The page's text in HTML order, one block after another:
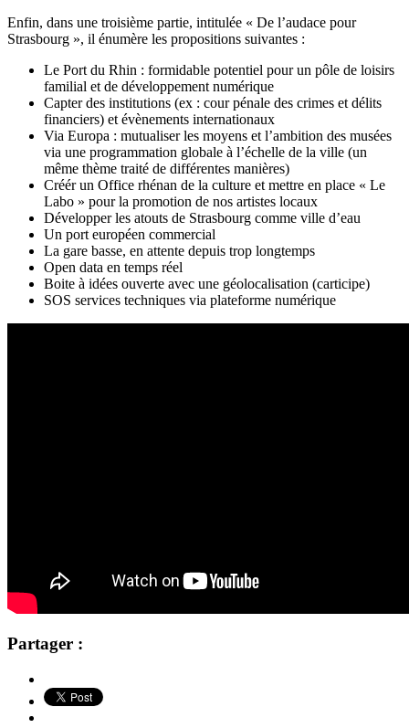
Enfin, dans une troisième partie, intitulée « De l’audace pour
Strasbourg », il énumère les propositions suivantes :
Le Port du Rhin : formidable potentiel pour un pôle de loisirs
familial et de développement numérique
Capter des institutions (ex : cour pénale des crimes et délits
financiers) et évènements internationaux
Via Europa : mutualiser les moyens et l’ambition des musées
via une programmation globale à l’échelle de la ville (un
même thème traité de différentes manières)
Créér un Office rhénan de la culture et mettre en place « Le
Labo » pour la promotion de nos artistes locaux
Développer les atouts de Strasbourg comme ville d’eau
Un port européen commercial
La gare basse, en attente depuis trop longtemps
Open data en temps réel
Boite à idées ouverte avec une géolocalisation (carticipe)
SOS services techniques via plateforme numérique
Partager :